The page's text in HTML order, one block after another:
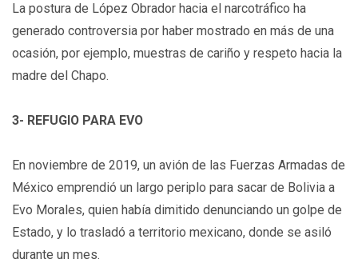
La postura de López Obrador hacia el narcotráfico ha
generado controversia por haber mostrado en más de una
ocasión, por ejemplo, muestras de cariño y respeto hacia la
madre del Chapo.
3- REFUGIO PARA EVO
En noviembre de 2019, un avión de las Fuerzas Armadas de
México emprendió un largo periplo para sacar de Bolivia a
Evo Morales, quien había dimitido denunciando un golpe de
Estado, y lo trasladó a territorio mexicano, donde se asiló
durante un mes.